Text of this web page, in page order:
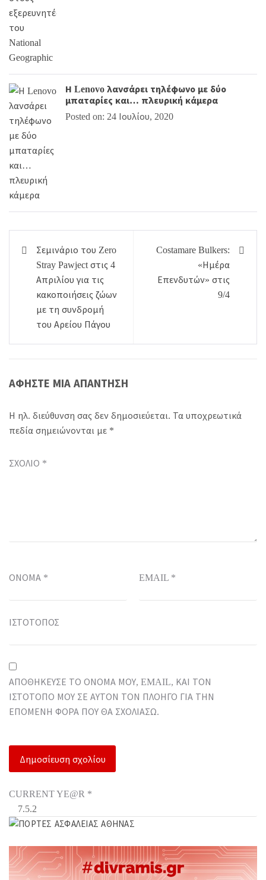
Η Lenovo λανσάρει τηλέφωνο με δύο
μπαταρίες και… πλευρική κάμερα
Posted on: 24 Ιουλίου, 2020
Πλοήγηση
άρθρων
Σεμινάριο του Zero
Stray Pawject στις 4
Απριλίου για τις
κακοποιήσεις ζώων
με τη συνδρομή
του Αρείου Πάγου
Costamare Bulkers:
«Ημέρα
Επενδυτών» στις
9/4
ΑΦΉΣΤΕ ΜΙΑ ΑΠΆΝΤΗΣΗ
Η ηλ. διεύθυνση σας δεν δημοσιεύεται. Τα υποχρεωτικά
πεδία σημειώνονται με *
ΣΧΌΛΙΟ *
ΌΝΟΜΑ * EMAIL *
ΙΣΤΌΤΟΠΟΣ
ΑΠΟΘΉΚΕΥΣΕ ΤΟ ΌΝΟΜΆ ΜΟΥ, EMAIL, ΚΑΙ ΤΟΝ
ΙΣΤΌΤΟΠΟ ΜΟΥ ΣΕ ΑΥΤΌΝ ΤΟΝ ΠΛΟΗΓΌ ΓΙΑ ΤΗΝ
ΕΠΌΜΕΝΗ ΦΟΡΆ ΠΟΥ ΘΑ ΣΧΟΛΙΆΣΩ.
CURRENT YE@R *